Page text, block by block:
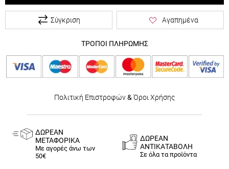
Σύγκριση Αγαπημένα
ΤΡΟΠΟΙ ΠΛΗΡΩΜΗΣ
Πολιτική Επιστροφών& Όροι Χρήσης
ΔΩΡΕΑΝ
ΜΕΤΑΦΟΡΙΚΑ
Με αγορές άνω των
50€
ΔΩΡΕΑΝ
ΑΝΤΙΚΑΤΑΒΟΛΗ
Σε όλα τα προϊόντα